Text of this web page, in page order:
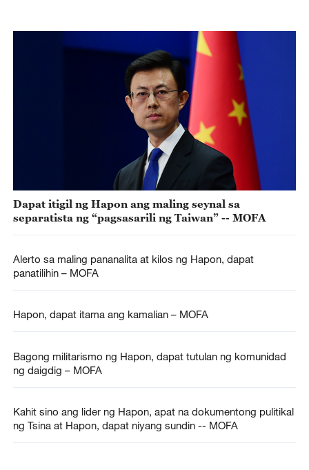
Dapat itigil ng Hapon ang maling seynal sa
separatista ng “pagsasarili ng Taiwan” -- MOFA
Alerto sa maling pananalita at kilos ng Hapon, dapat
panatilihin – MOFA
Hapon, dapat itama ang kamalian – MOFA
Bagong militarismo ng Hapon, dapat tutulan ng komunidad
ng daigdig – MOFA
Kahit sino ang lider ng Hapon, apat na dokumentong pulitikal
ng Tsina at Hapon, dapat niyang sundin -- MOFA